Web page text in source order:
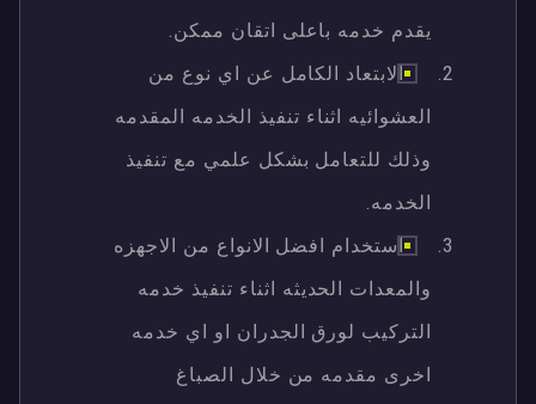
يقدم خدمه باعلى اتقان ممكن.
الابتعاد الكامل عن اي نوع من
العشوائيه اثناء تنفيذ الخدمه المقدمه
وذلك للتعامل بشكل علمي مع تنفيذ
الخدمه.
استخدام افضل الانواع من الاجهزه
والمعدات الحديثه اثناء تنفيذ خدمه
التركيب لورق الجدران او اي خدمه
اخرى مقدمه من خلال الصباغ